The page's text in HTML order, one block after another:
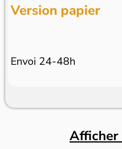
Version papier
Envoi 24-48h